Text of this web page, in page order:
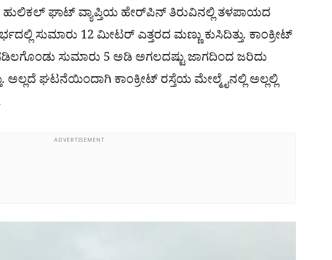
ಹುಲಿಕಲ್ ಘಾಟ್ ವ್ಯಾಪ್ತಿಯ ಹೇರ್‌ಪಿನ್ ತಿರುವಿನಲ್ಲಿ ತಳಪಾಯದ
ಸುಮಾರು 12 ಮೀಟರ್ ಎತ್ತರದ ಮಣ್ಣು ಕುಸಿದಿತ್ತು. ಕಾಂಕ್ರೀಟ್
ಸುಮಾರು 5 ಅಡಿ ಅಗಲದಷ್ಟು ಜಾಗದಿಂದ ಜರಿದು
ಅಲ್ಲದೆ ಘಟನೆಯಿಂದಾಗಿ ಕಾಂಕ್ರೀಟ್ ರಸ್ತೆಯ ಮೇಲ್ಮೈನಲ್ಲಿ ಅಲ್ಲಲ್ಲಿ
ADVERTISEMENT